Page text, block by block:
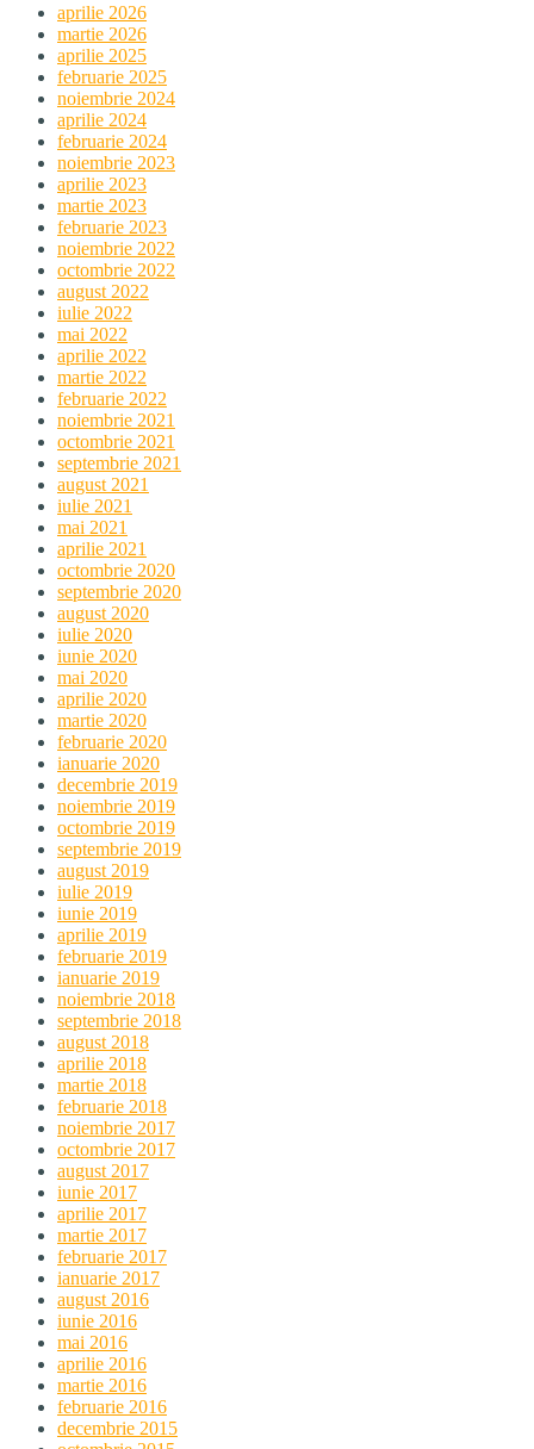
aprilie 2026
martie 2026
aprilie 2025
februarie 2025
noiembrie 2024
aprilie 2024
februarie 2024
noiembrie 2023
aprilie 2023
martie 2023
februarie 2023
noiembrie 2022
octombrie 2022
august 2022
iulie 2022
mai 2022
aprilie 2022
martie 2022
februarie 2022
noiembrie 2021
octombrie 2021
septembrie 2021
august 2021
iulie 2021
mai 2021
aprilie 2021
octombrie 2020
septembrie 2020
august 2020
iulie 2020
iunie 2020
mai 2020
aprilie 2020
martie 2020
februarie 2020
ianuarie 2020
decembrie 2019
noiembrie 2019
octombrie 2019
septembrie 2019
august 2019
iulie 2019
iunie 2019
aprilie 2019
februarie 2019
ianuarie 2019
noiembrie 2018
septembrie 2018
august 2018
aprilie 2018
martie 2018
februarie 2018
noiembrie 2017
octombrie 2017
august 2017
iunie 2017
aprilie 2017
martie 2017
februarie 2017
ianuarie 2017
august 2016
iunie 2016
mai 2016
aprilie 2016
martie 2016
februarie 2016
decembrie 2015